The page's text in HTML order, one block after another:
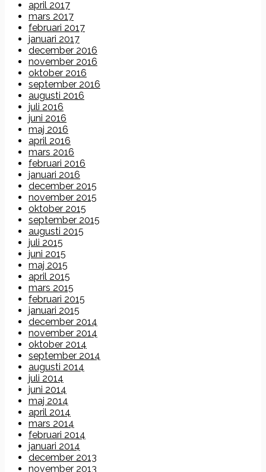
april 2017
mars 2017
februari 2017
januari 2017
december 2016
november 2016
oktober 2016
september 2016
augusti 2016
juli 2016
juni 2016
maj 2016
april 2016
mars 2016
februari 2016
januari 2016
december 2015
november 2015
oktober 2015
september 2015
augusti 2015
juli 2015
juni 2015
maj 2015
april 2015
mars 2015
februari 2015
januari 2015
december 2014
november 2014
oktober 2014
september 2014
augusti 2014
juli 2014
juni 2014
maj 2014
april 2014
mars 2014
februari 2014
januari 2014
december 2013
november 2013